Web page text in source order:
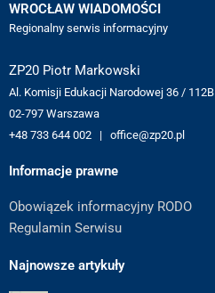
WROCŁAW WIADOMOŚCI
Regionalny serwis informacyjny
ZP20 Piotr Markowski
Al. Komisji Edukacji Narodowej 36 / 112B
02-797 Warszawa
+48 733 644 002 | office@zp20.pl
Informacje prawne
Obowiązek informacyjny RODO
Regulamin Serwisu
Najnowsze artykuły